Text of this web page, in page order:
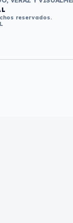
reservados.